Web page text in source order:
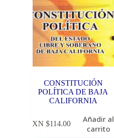
CONSTITUCIÓN
POLÍTICA DE BAJA
CALIFORNIA
MXN $114.00
Añadir al
carrito